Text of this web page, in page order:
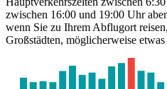
zwischen 16:00 und 19:00 Uhr
wenn Sie zu Ihrem Abflugort
Großstädten, möglicherweise